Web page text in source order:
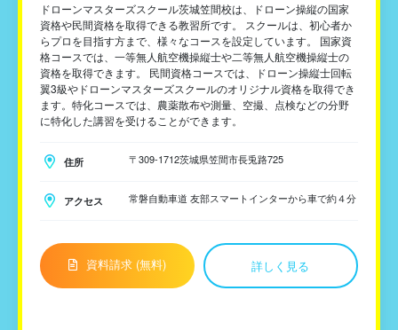
ドローンマスターズスクール茨城笠間校は、ドローン操縦の国家
資格や民間資格を取得できる教習所です。 スクールは、初心者か
らプロを目指す方まで、様々なコースを設定しています。 国家資
格コースでは、一等無人航空機操縦士や二等無人航空機操縦士の
資格を取得できます。 民間資格コースでは、ドローン操縦士回転
翼3級やドローンマスターズスクールのオリジナル資格を取得でき
ます。特化コースでは、農薬散布や測量、空撮、点検などの分野
に特化した講習を受けることができます。
住所 〒309-1712茨城県笠間市長兎路725
アクセス 常磐自動車道 友部スマートインターから車で約４分
資料請求 (無料) 詳しく見る